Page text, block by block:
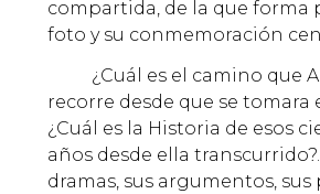
compartida, de la que forma
foto y su conmemoración
¿Cuál es el camino que
recorre desde que se tomara
¿Cuál es la Historia de esos
años desde ella
dramas, sus argumentos, sus